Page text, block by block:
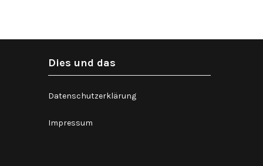
Dies und das
Datenschutzerklärung
Impressum